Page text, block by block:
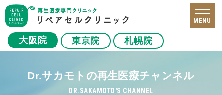
大阪院 東京院 札幌院
MENU
Dr.サカモトの再生医療チャンネル
DR.SAKAMOTO'S CHANNEL